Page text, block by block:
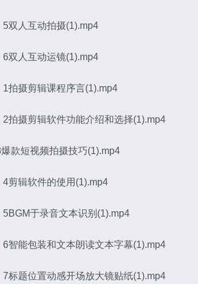
5双人互动拍摄(1).mp4
6双人互动运镜(1).mp4
1拍摄剪辑课程序言(1).mp4
2拍摄剪辑软件功能介绍和选择(1).mp4
款短视频拍摄技巧(1).mp4
4剪辑软件的使用(1).mp4
5BGM于录音文本识别(1).mp4
6智能包装和文本朗读文本字幕(1).mp4
7标题位置动感开场放大镜贴纸(1).mp4